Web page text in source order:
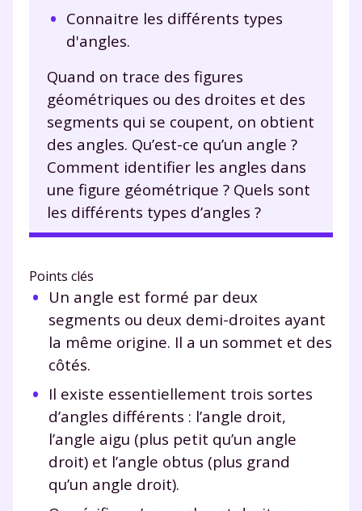
Connaitre les différents types
d'angles.
Quand on trace des figures
géométriques ou des droites et des
segments qui se coupent, on obtient
des angles. Qu’est-ce qu’un angle ?
Comment identifier les angles dans
une figure géométrique ? Quels sont
les différents types d’angles ?
Points clés
Un angle est formé par deux
segments ou deux demi-droites ayant
la même origine. Il a un sommet et des
côtés.
Il existe essentiellement trois sortes
d’angles différents : l’angle droit,
l’angle aigu (plus petit qu’un angle
droit) et l’angle obtus (plus grand
qu’un angle droit).